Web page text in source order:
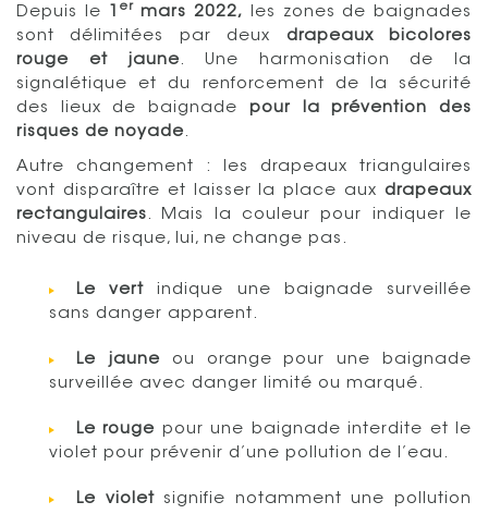
Depuis le 1 er mars 2022, les zones de baignades
sont délimitées par deux drapeaux bicolores
rouge et jaune. Une harmonisation de la
signalétique et du renforcement de la sécurité
des lieux de baignade pour la prévention des
risques de noyade.
Autre changement : les drapeaux triangulaires
vont disparaître et laisser la place aux drapeaux
rectangulaires. Mais la couleur pour indiquer le
niveau de risque, lui, ne change pas.
Le vert indique une baignade surveillée
sans danger apparent.
Le jaune ou orange pour une baignade
surveillée avec danger limité ou marqué.
Le rouge pour une baignade interdite et le
violet pour prévenir d’une pollution de l’eau.
Le violetsignifie notamment une pollution